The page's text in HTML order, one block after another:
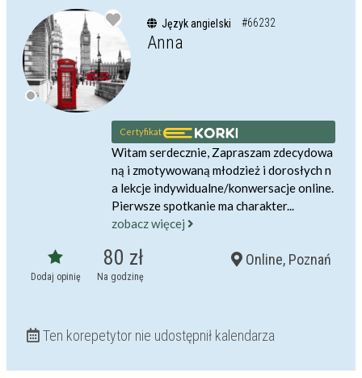
Język angielski #66232
Anna
Certyfikat
Witam serdecznie, Zapraszam zdecydowa
ną i zmotywowaną młodzież i dorosłych n
a lekcje indywidualne/konwersacje online.
Pierwsze spotkanie ma charakter...
zobacz więcej
Dodaj opinię
80 zł
Na godzinę
Online, Poznań
Ten korepetytor nie udostępnił kalendarza